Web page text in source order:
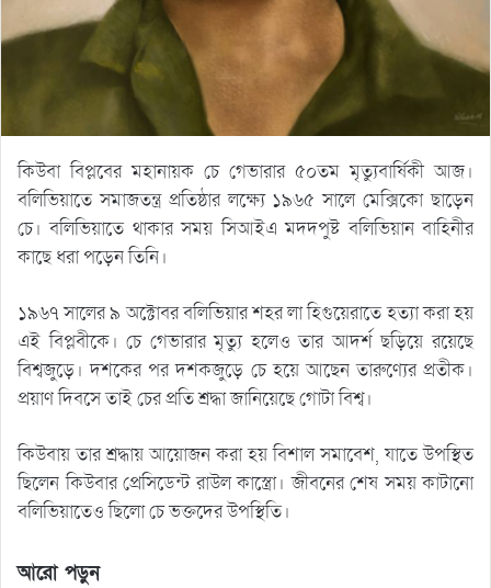
কিউবা বিপ্লবের মহানায়ক চে গেভারার ৫০তম মৃত্যুবার্ষিকী আজ।
বলিভিয়াতে সমাজতন্ত্র প্রতিষ্ঠার লক্ষ্যে ১৯৬৫ সালে মেক্সিকো ছাড়েন
চে। বলিভিয়াতে থাকার সময় সিআইএ মদদপুষ্ট বলিভিয়ান বাহিনীর
কাছে ধরা পড়েন তিনি।
১৯৬৭ সালের ৯ অক্টোবর বলিভিয়ার শহর লা হিগুয়েরাতে হত্যা করা হয়
এই বিপ্লবীকে। চে গেভারার মৃত্যু হলেও তার আদর্শ ছড়িয়ে রয়েছে
বিশ্বজুড়ে। দশকের পর দশকজুড়ে চে হয়ে আছেন তারুণ্যের প্রতীক।
প্রয়াণ দিবসে তাই চের প্রতি শ্রদ্ধা জানিয়েছে গোটা বিশ্ব।
কিউবায় তার শ্রদ্ধায় আয়োজন করা হয় বিশাল সমাবেশ, যাতে উপস্থিত
ছিলেন কিউবার প্রেসিডেন্ট রাউল কাস্ত্রো। জীবনের শেষ সময় কাটানো
বলিভিয়াতেও ছিলো চে ভক্তদের উপস্থিতি।
আরো পড়ুন